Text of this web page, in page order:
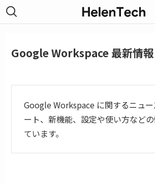
Google Workspace 最新情報
Google Workspace に関するニュ
ート、新機能、設定や使い方など
ています。